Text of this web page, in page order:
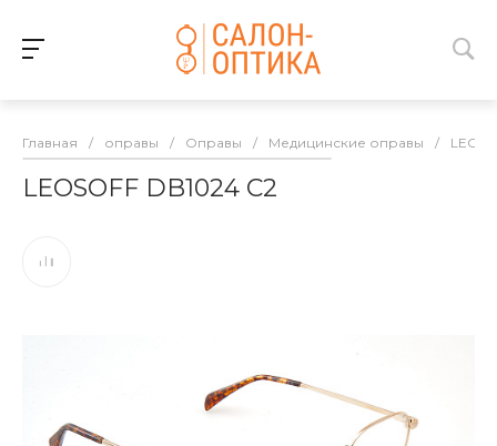
Главная / оправы / Оправы / Медицинские оправы /
LEOSOFF DB1024 C2